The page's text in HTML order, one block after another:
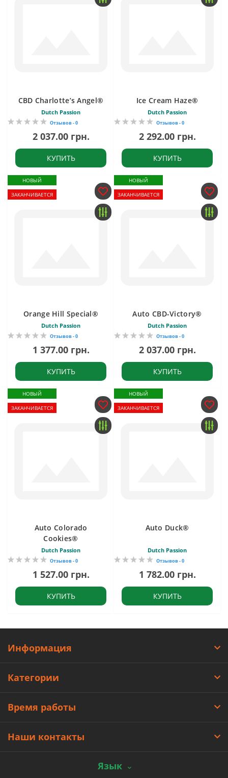
CBD Charlotte’s Angel®
Dutch Passion
Отзывов - 0
2 037.00 грн.
КУПИТЬ
Ice Cream Haze®
Dutch Passion
Отзывов - 0
2 292.00 грн.
КУПИТЬ
НОВЫЙ
ЗАКАНЧИВАЕТСЯ
Orange Hill Special®
Dutch Passion
Отзывов - 0
1 377.00 грн.
КУПИТЬ
НОВЫЙ
ЗАКАНЧИВАЕТСЯ
Auto CBD-Victory®
Dutch Passion
Отзывов - 0
2 037.00 грн.
КУПИТЬ
НОВЫЙ
ЗАКАНЧИВАЕТСЯ
Auto Colorado
Cookies®
Dutch Passion
Отзывов - 0
1 527.00 грн.
КУПИТЬ
НОВЫЙ
ЗАКАНЧИВАЕТСЯ
Auto Duck®
Dutch Passion
Отзывов - 0
1 782.00 грн.
КУПИТЬ
Информация
Категории
Время работы
Наши контакты
Язык